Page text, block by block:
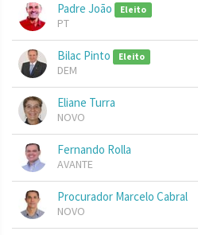
Padre João Eleito
PT
Bilac Pinto Eleito
DEM
Eliane Turra
NOVO
Fernando Rolla
AVANTE
Procurador Marcelo Cabral
NOVO